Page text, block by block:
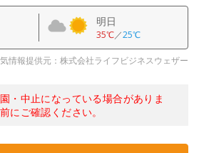
明日
35℃／25℃
情報提供元：株式会社ライフビジネスウェザー
・中止になっている場合がありま
にご確認ください。